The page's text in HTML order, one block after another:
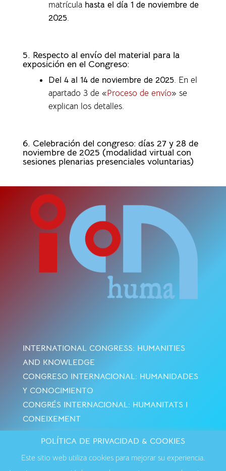
matrícula hasta el día 1 de noviembre de
2025.
5. Respecto al envío del material para la
exposición en el Congreso:
Del 4 al 14 de noviembre de 2025. En el
apartado 3 de «Proceso de envío» se
explican los detalles.
6. Celebración del congreso: días 27 y 28 de
noviembre de 2025 (modalidad virtual con
sesiones plenarias presenciales voluntarias)
INTERNATIONAL CONGRESS: HUMANITIES
AND KNOWLEDGE
CONGRESO INTERNACIONAL: HUMANIDADES
Y CONOCIMIENTO
CONGRÉS INTERNACIONAL: HUMANITATS I
CONEIXEMENT
Privacidad·Contactar
POLÍTICA DE PRIVACIDAD & COOKIES
Este sitio web utiliza cookies para mejorar su experiencia.